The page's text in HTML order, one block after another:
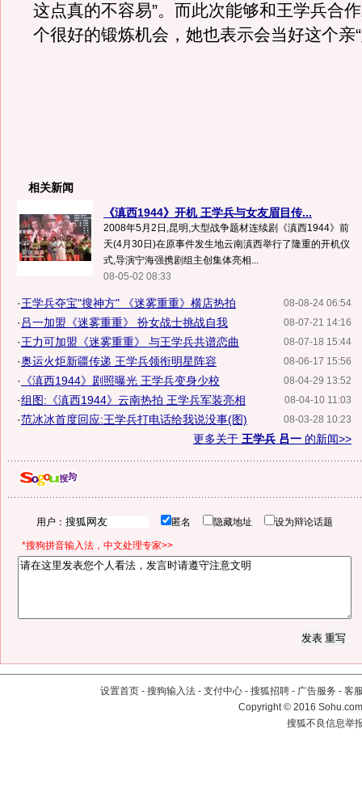
这点真的不容易”。而此次能够和王学兵合
个很好的锻炼机会，她也表示会当好这个亲
相关新闻
《滇西1944》开机 王学兵与女友眉目传...
2008年5月2日,昆明,大型战争题材连续剧《滇西1944》前
天(4月30日)在原事件发生地云南滇西举行了隆重的开机仪
式,导演宁海强携剧组主创集体亮相...
08-05-02 08:33
08-08-24 06:54
·王学兵夺宝"搜神方" 《迷雾重重》横店热拍
08-07-21 14:16
· 吕一加盟《迷雾重重》 扮女战士挑战自我
08-07-18 15:44
·王力可加盟《迷雾重重》 与王学兵共谱恋曲
08-06-17 15:56
·奥运火炬新疆传递 王学兵领衔明星阵容
08-04-29 13:52
· 《滇西1944》剧照曝光 王学兵变身少校
08-04-10 11:03
·组图:《滇西1944》云南热拍 王学兵军装亮相
08-03-28 10:23
·范冰冰首度回应:王学兵打电话给我说没事(图)
更多关于 王学兵 吕一 的新闻>>
用户： 匿名 隐藏地址 设为辩论话题
*搜狗拼音输入法，中文处理专家>>
设置首页 - 搜狗输入法 - 支付中心 - 搜狐招聘 - 广告服务 - 客
Copyright©2016
搜狐不良信息举